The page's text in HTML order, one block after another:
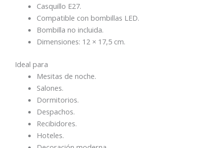
Casquillo E27.
Compatible con bombillas LED.
Bombilla no incluida.
Dimensiones: 12 × 17,5 cm.
Ideal para
Mesitas de noche.
Salones.
Dormitorios.
Despachos.
Recibidores.
Hoteles.